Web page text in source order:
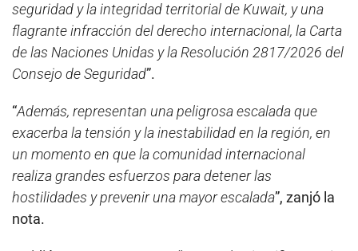
seguridad y la integridad territorial de Kuwait, y una
flagrante infracción del derecho internacional, la Carta
de las Naciones Unidas y la Resolución 2817/2026 del
Consejo de Seguridad”.
“Además, representan una peligrosa escalada que
exacerba la tensión y la inestabilidad en la región, en
un momento en que la comunidad internacional
realiza grandes esfuerzos para detener las
hostilidades y prevenir una mayor escalada”, zanjó la
nota.